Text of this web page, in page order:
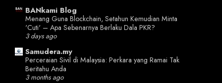
BANkami Blog
Menang Guna Blockchain, Setahun Kemudian Minta
'Cuti' – Apa Sebenarnya Berlaku Dala PKR?
3 days ago
Samudera.my
Perceraian Sivil di Malaysia: Perkara yang Ramai Tak
Beritahu Anda
3 months ago